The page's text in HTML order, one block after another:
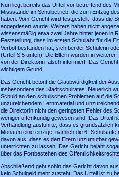
Nun liegt bereits das Urteil vor betreffend des
Missstände im Schulbetrieb, die zum Entzug
haben. Vom Gericht wird festgestellt, dass die
angepriesen wurde. Weiters haben nicht
wissensmäßig etwa zwei Jahre hinter jenen in
Feststellung, dass im ersten Schuljahr für die
Verbot bestanden hat, sich bei der Schülerin
(Urteil S 5 unten). Die Eltern wurden in
von der Direktorin falsch informiert. Das
wichtigem Grund.
Das Gericht betont die Glaubwürdigkeit der
insbesondere des Stadtschulrates. Neuerlich
Schuld an den schulischen Problemen auf die
unzureichendem Lernmaterial und
die Direktorin nicht den geringsten Fehler des
weniger offenkundig gewesen sind. Das Urteil
Verhandlung ausführte, dass es grundsätzlich
Monaten eine einzige, nämlich die 6.
davon aus, dass es den Eltern unzumutbar
unterrichten zu lassen. Das Gericht bejaht
über das Fortbestehen des Öffentlichkeitsrechts.
Abschließend geht sohin das Gericht davon
kein Schulgeld mehr zusteht. Das Urteil ist zu